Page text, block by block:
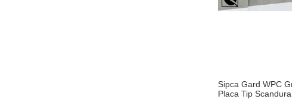
Sipca Gard WPC
Placa Tip